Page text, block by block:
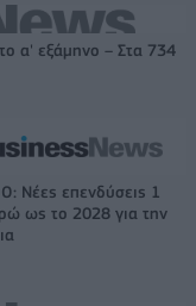
α' εξάμηνο – Στα 734
Νέες επενδύσεις 1
ως το 2028 για την